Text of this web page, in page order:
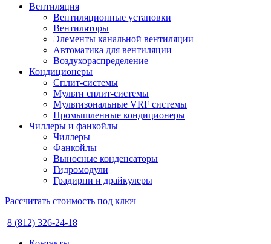
Вентиляция
Вентиляционные установки
Вентиляторы
Элементы канальной вентиляции
Автоматика для вентиляции
Воздухораспределение
Кондиционеры
Сплит-системы
Мульти сплит-системы
Мультизональные VRF системы
Промышленные кондиционеры
Чиллеры и фанкойлы
Чиллеры
Фанкойлы
Выносные конденсаторы
Гидромодули
Градирни и драйкулеры
Рассчитать стоимость под ключ
8 (812) 326-24-18